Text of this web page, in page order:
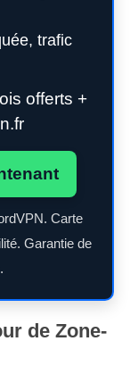
trafic
offerts +
Carte
Garantie de
de Zone-